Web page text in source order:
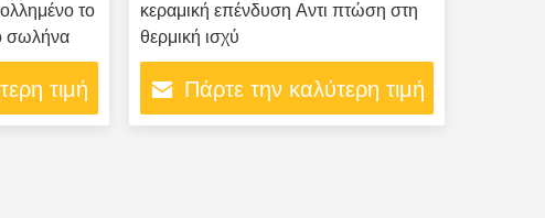
το
σωλήνα
τιμή
κεραμική επένδυση Αντι πτώση στη
θερμική ισχύ
Πάρτε την καλύτερη τιμή